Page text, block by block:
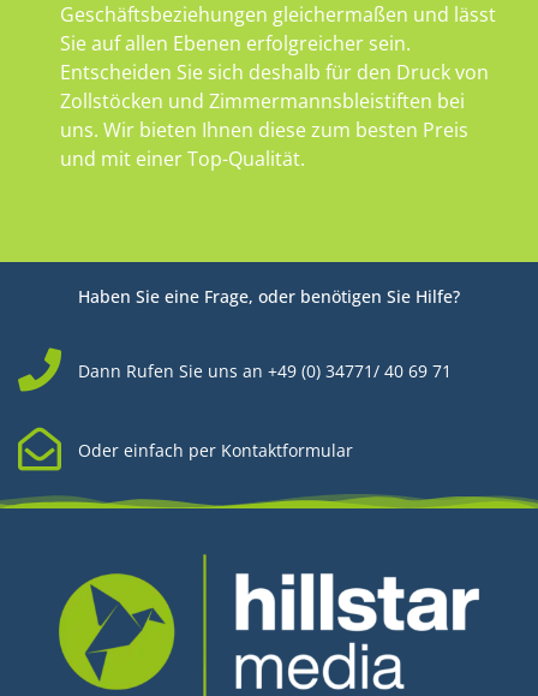
Geschäftsbeziehungen gleichermaßen und lässt
Sie auf allen Ebenen erfolgreicher sein.
Entscheiden Sie sich deshalb für den Druck von
Zollstöcken und Zimmermannsbleistiften bei
uns. Wir bieten Ihnen diese zum besten Preis
und mit einer Top-Qualität.
Haben Sie eine Frage, oder benötigen Sie Hilfe?
Dann Rufen Sie uns an +49 (0) 34771/ 40 69 71
Oder einfach per Kontaktformular